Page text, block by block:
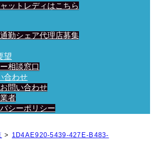
ットレディはこちら
勤シェア代理店募集
望
相談窓口
合わせ
問い合わせ
者
シーポリシー
新中！
> 1D4AE920-5439-427E-B483-